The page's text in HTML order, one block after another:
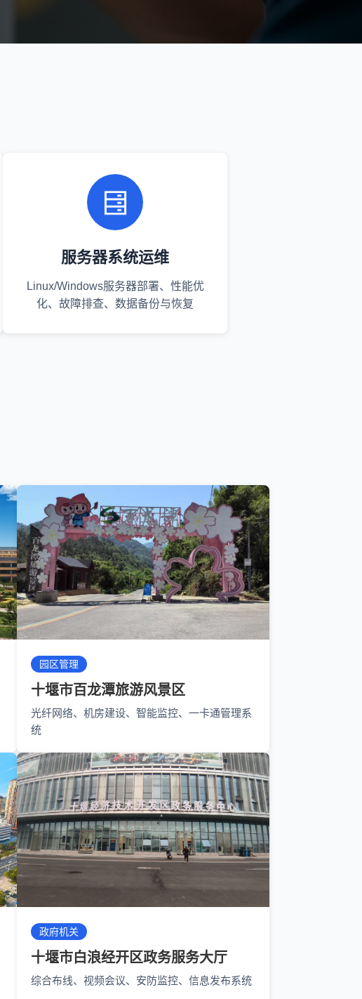
服务器系统运维
Linux/Windows服务器部署、性能优
化、故障排查、数据备份与恢复
园区管理
十堰市百龙潭旅游风景区
光纤网络、机房建设、智能监控、一卡通管理系
统
政府机关
十堰市白浪经开区政务服务大厅
综合布线、视频会议、安防监控、信息发布系统